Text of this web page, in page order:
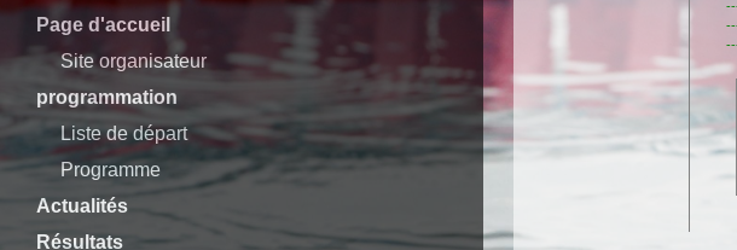
Page d'accueil
Site organisateur
programmation
Liste de départ
Programme
Actualités
Résultats